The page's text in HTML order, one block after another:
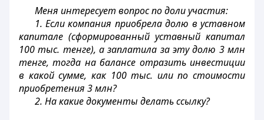
Меня интересует вопрос по доли участия:
1. Если компания приобрела долю в уставном
капитале (сформированный уставный капитал
100 тыс. тенге), а заплатила за эту долю 3 млн
тенге, тогда на балансе отразить инвестиции
в какой сумме, как 100 тыс. или по стоимости
приобретения 3 млн?
2. На какие документы делать ссылку?